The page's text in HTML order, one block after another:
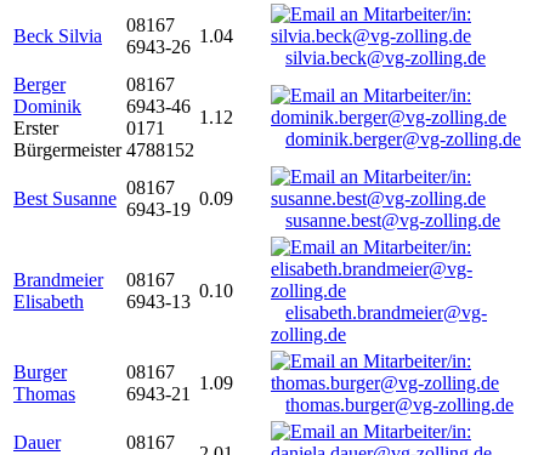
Beck Silvia
08167
6943-26
1.04
silvia.beck@vg-zolling.de
Berger
Dominik
Erster
Bürgermeister
08167
6943-46
0171
4788152
1.12
dominik.berger@vg-zolling.de
Best Susanne
08167
6943-19
0.09
susanne.best@vg-zolling.de
Brandmeier
Elisabeth
08167
6943-13
0.10
elisabeth.brandmeier@vg-
zolling.de
Burger
Thomas
08167
6943-21
1.09
thomas.burger@vg-zolling.de
Dauer
08167